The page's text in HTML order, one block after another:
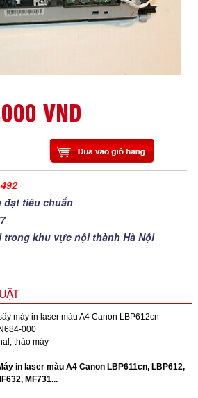
VND
đạt tiêu chuẩn
trong khu vực nội thành Hà Nội
máy in laser màu A4 Canon LBP612cn
000
tháo máy
in laser màu A4 Canon LBP611cn, LBP612,
MF731...